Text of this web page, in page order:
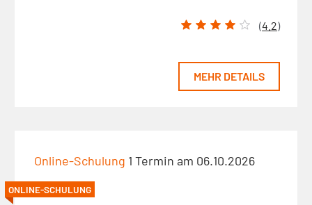
(4.2)
MEHR DETAILS
Online-Schulung 1 Termin am 06.10.2026
ONLINE-SCHULUNG